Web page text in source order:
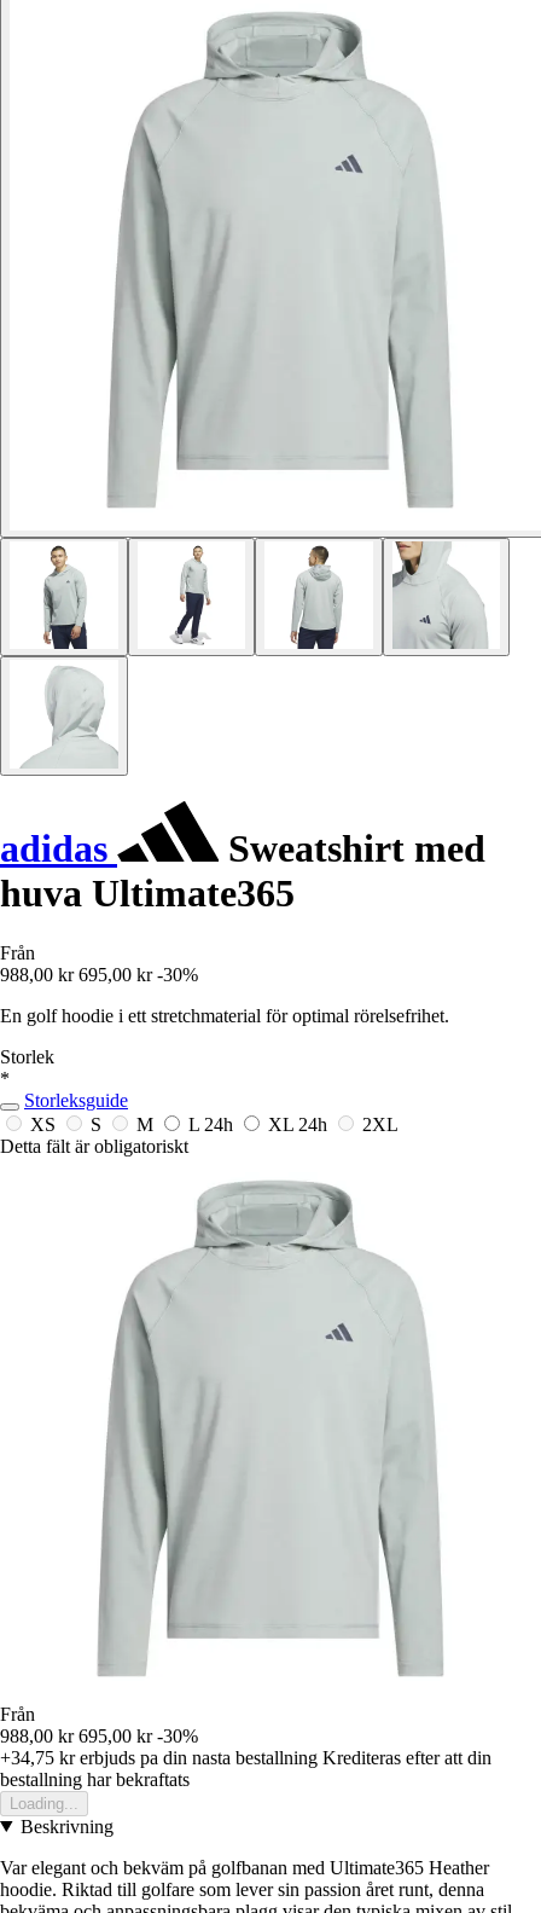
adidas
Sweatshirt med
huva Ultimate365
Från
988,00 kr 695,00 kr -30%
En golf hoodie i ett stretchmaterial för optimal rörelsefrihet.
Storlek
*
Storleksguide
XS
S M L 24h XL 24h
2XL
Detta fält är obligatoriskt
Från
988,00 kr 695,00 kr -30%
+34,75 krerbjuds pa din nasta bestallning Krediteras efter att din
bestallning har bekraftats
Loading...
Beskrivning
Var elegant och bekväm på golfbanan med Ultimate365 Heather
hoodie. Riktad till golfare som lever sin passion året runt, denna